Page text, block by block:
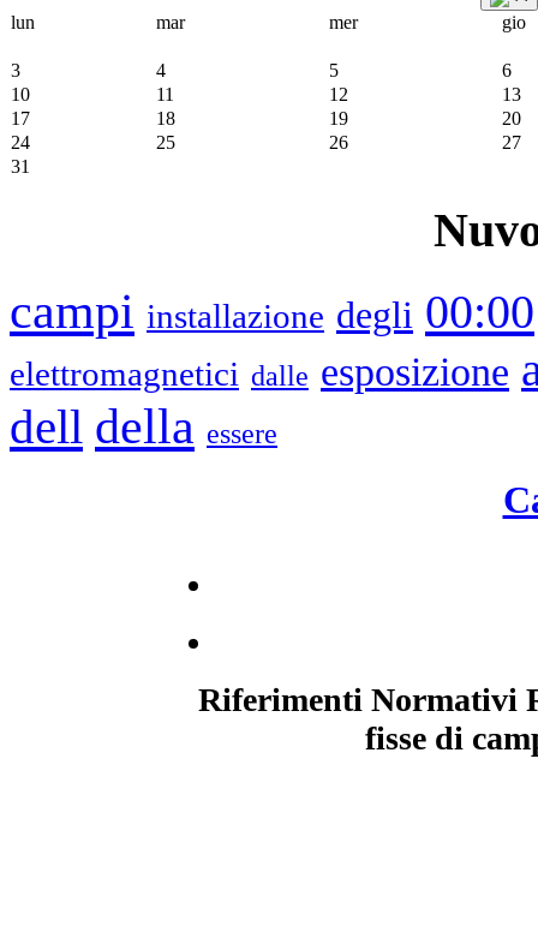
lun
mar mer gio
3 4 5
6
10
11 12
13
17
18 19
20
24
25 26
27
31
campi installazione degli 00:00
elettromagnetici dalle esposizione
dell della essere
Riferimenti Normativi
fisse di